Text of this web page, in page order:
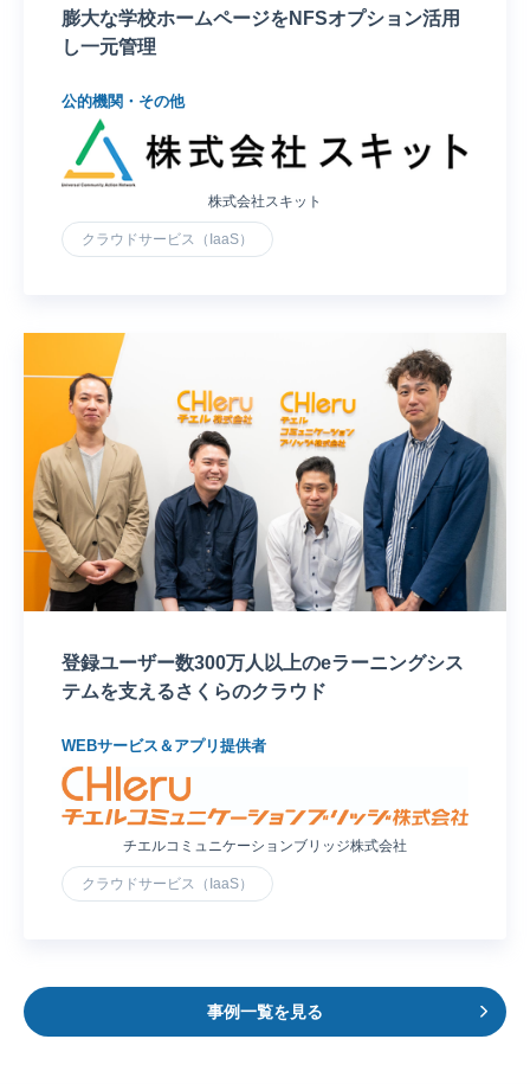
膨大な学校ホームページをNFSオプション活用
し一元管理
公的機関・その他
株式会社スキット
クラウドサービス（IaaS）
登録ユーザー数300万人以上のeラーニングシス
テムを支えるさくらのクラウド
WEBサービス＆アプリ提供者
チエルコミュニケーションブリッジ株式会社
クラウドサービス（IaaS）
事例一覧を見る